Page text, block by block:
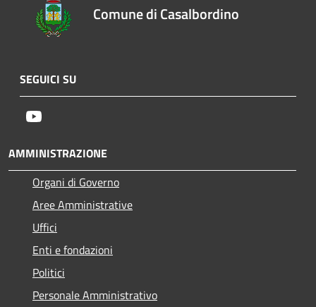
Comune di Casalbordino
SEGUICI SU
AMMINISTRAZIONE
Organi di Governo
Aree Amministrative
Uffici
Enti e fondazioni
Politici
Personale Amministrativo